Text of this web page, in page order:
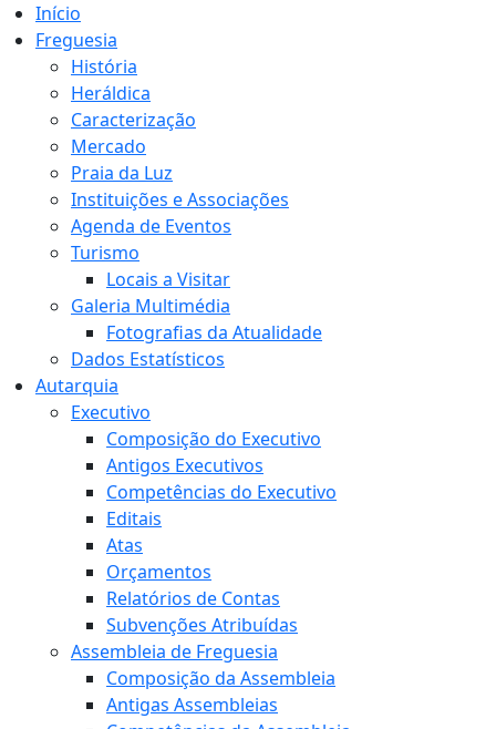
Início
Freguesia
História
Heráldica
Caracterização
Mercado
Praia da Luz
Instituições e Associações
Agenda de Eventos
Turismo
Locais a Visitar
Galeria Multimédia
Fotografias da Atualidade
Dados Estatísticos
Autarquia
Executivo
Composição do Executivo
Antigos Executivos
Competências do Executivo
Editais
Atas
Orçamentos
Relatórios de Contas
Subvenções Atribuídas
Assembleia de Freguesia
Composição da Assembleia
Antigas Assembleias